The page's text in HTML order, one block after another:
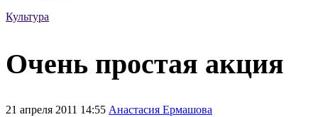
Культура
Очень простая акция
21 апреля 2011 14:55 Анастасия Ермашова